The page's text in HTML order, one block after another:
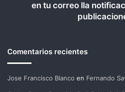
en tu correo lla
Comentarios recientes
Jose Francisco Blanco en Fernando